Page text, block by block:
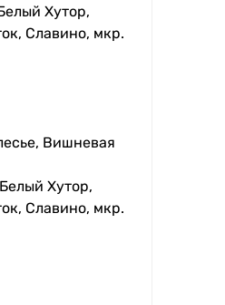
Хутор,
Славино, мкр.
Вишневая
Хутор,
Славино, мкр.